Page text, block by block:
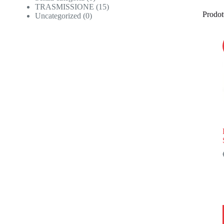
TRASMISSIONE (15)
Uncategorized (0)